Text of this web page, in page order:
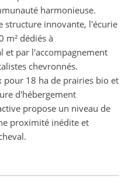
harmonieuse.
structure innovante, l'écurie
m² dédiés à
et par l'accompagnement
chevronnés.
pour 18 ha de prairies bio et
d'hébergement
propose un niveau de
proximité inédite et